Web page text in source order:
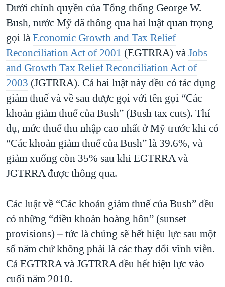
Dưới chính quyền của Tổng thống George W.
Bush, nước Mỹ đã thông qua hai luật quan trọng
gọi làEconomic Growth and Tax Relief
Reconciliation Act of 2001 (EGTRRA) vàJobs
and Growth Tax Relief Reconciliation Act of
2003 (JGTRRA). Cả hai luật này đều có tác dụng
giảm thuế và về sau được gọi với tên gọi “Các
khoản giảm thuế của Bush” (Bush tax cuts). Thí
dụ, mức thuế thu nhập cao nhất ở Mỹ trước khi có
“Các khoản giảm thuế của Bush” là 39.6%, và
giảm xuống còn 35% sau khi EGTRRA và
JGTRRA được thông qua.
Các luật về “Các khoản giảm thuế của Bush” đều
có những “điều khoản hoàng hôn” (sunset
provisions) – tức là chúng sẽ hết hiệu lực sau một
số năm chứ không phải là các thay đổi vĩnh viễn.
Cả EGTRRA và JGTRRA đều hết hiệu lực vào
cuối năm 2010.